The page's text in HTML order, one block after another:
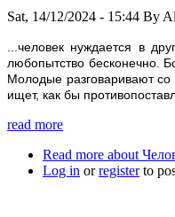
Sat, 14/12/2024 - 15:44 By
...человек нуждается в
любопытство бесконечно.
Молодые разговаривают
ищет, как бы
read more
Read more about
Log in orregisterto